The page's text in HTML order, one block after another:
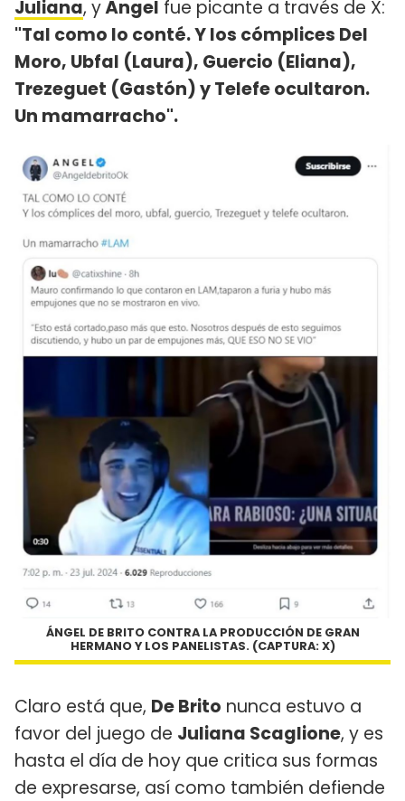
Juliana, yÁngel fue picante a través de X:
"Tal como lo conté. Y los cómplices Del
Moro, Ubfal (Laura), Guercio (Eliana),
Trezeguet (Gastón) y Telefe ocultaron.
Un mamarracho".
ÁNGEL DE BRITO CONTRA LA PRODUCCIÓN DE GRAN
HERMANO Y LOS PANELISTAS. (CAPTURA: X)
Claro está que, De Brito nunca estuvo a
favor del juego de Juliana Scaglione, y es
hasta el día de hoy que critica sus formas
de expresarse, así como también defiende